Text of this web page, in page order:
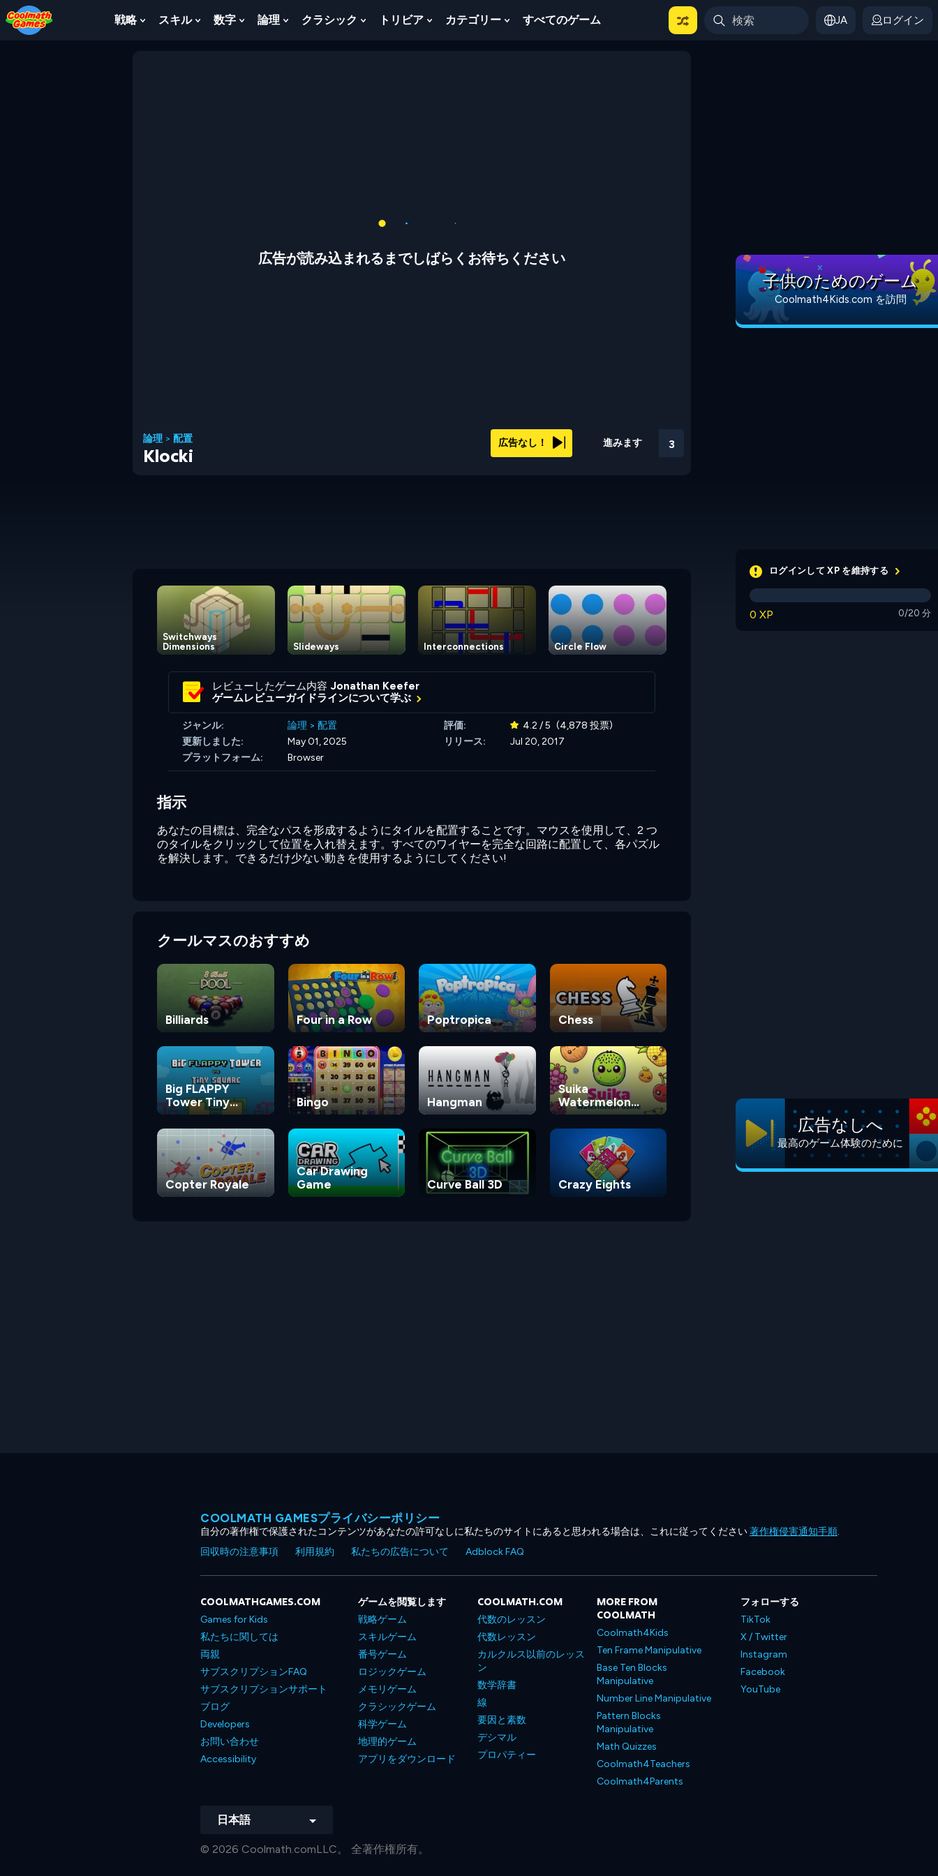
Skip
to
Top
Skip
to
Navigation
Skip
to
Main
Skip
to
Footer
戦略 Showスキル Show
数字 Show
論理 Showクラシック
Showトリビア Showカテゴリー Showすべてのゲーム JA ログイン
広告が読み込まれるまでしばらくお待ちください
進みます 3
広告なし！
論理 > 配置
Klocki
Switchways
Dimensions
Slideways Interconnections Circle Flow
Triways
レビューしたゲーム内容 Jonathan Keefer
ゲームレビューガイドラインについて学ぶ
ジャンル: 論理 > 配置 評価: 4.2 / 5 (4,878 投票)
更新しました:
May 01, 2025 リリース:
Jul 20, 2017
プラットフォーム:
Browser
指示
あなたの目標は、完全なパスを形成するようにタイルを配置することです。マウスを使用して、2 つ
のタイルをクリックして位置を入れ替えます。すべてのワイヤーを完全な回路に配置して、各パズル
を解決します。できるだけ少ない動きを使用するようにしてください!
クールマスのおすすめ
Billiards Four in a Row Poptropica Chess
Big FLAPPY
Tower Tiny
Square
Bingo Hangman
Suika
Watermelon
Game
Copter Royale
Car Drawing
Game
Curve Ball 3D Crazy Eights
子供のためのゲーム
Coolmath4Kids.com を訪問
ログインして XP を維持する
0 XP 0/20 分
広告なしへ
最高のゲーム体験のために
COOLMATH GAMESプライバシーポリシー
自分の著作権で保護されたコンテンツがあなたの許可なしに私たちのサイトにあると思われる場合は、これに従ってください著作権侵害通知手順.
回収時の注意事項
利用規約 私たちの広告について Adblock FAQ
COOLMATHGAMES.COM
Games for Kids
私たちに関しては
両親
サブスクリプションFAQ
サブスクリプションサポート
ブログ
Developers
お問い合わせ
Accessibility
ゲームを閲覧します
戦略ゲーム
スキルゲーム
番号ゲーム
ロジックゲーム
メモリゲーム
クラシックゲーム
科学ゲーム
地理的ゲーム
アプリをダウンロード
COOLMATH.COM
代数のレッスン
代数レッスン
カルクルス以前のレッス
ン
数学辞書
線
要因と素数
デシマル
プロパティー
MORE FROM
COOLMATH
Coolmath4Kids
Ten Frame Manipulative
Base Ten Blocks
Manipulative
Number Line Manipulative
Pattern Blocks
Manipulative
Math Quizzes
Coolmath4Teachers
Coolmath4Parents
フォローする
TikTok
X / Twitter
Instagram
Facebook
YouTube
日本語
© 2026 Coolmath.comLLC。 全著作権所有。